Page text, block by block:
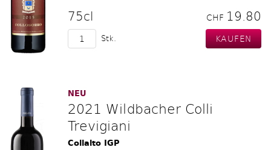
75cl CHF 19.80
Stk.
NEU
2021 Wildbacher Colli
Trevigiani
Collalto IGP